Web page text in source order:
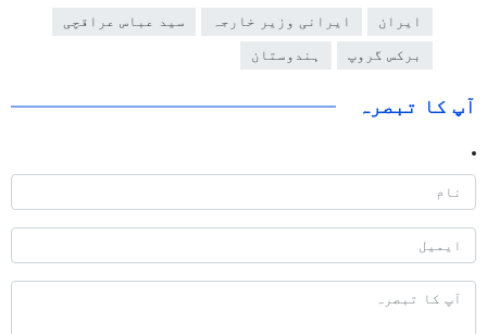
ایران ایرانی وزیر خارجہ سید عباس عراقچی
برکس گروپ ہندوستان
آپ کا تبصرہ